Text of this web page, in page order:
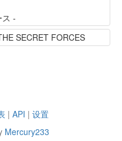
ス -
SECRET FORCES
| API | 设置
Mercury233